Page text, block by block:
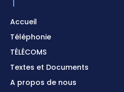
Accueil
Téléphonie
TÉLÉCOMS
Textes et Documents
A propos de nous